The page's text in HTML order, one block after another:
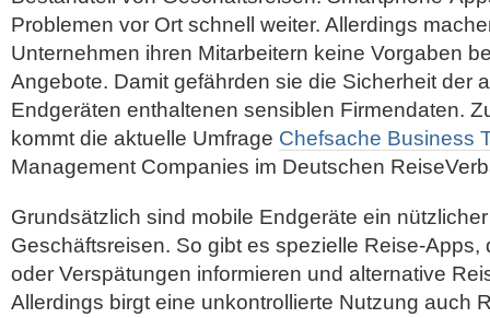
Problemen vor Ort schnell weiter. Allerdings
Unternehmen ihren Mitarbeitern keine Vorgaben
Angebote. Damit gefährden sie die Sicherheit der
Endgeräten enthaltenen sensiblen Firmendaten.
kommt die aktuelle Umfrage Chefsache Business
Management Companies im Deutschen
Grundsätzlich sind mobile Endgeräte ein
Geschäftsreisen. So gibt es spezielle Reise-Apps,
oder Verspätungen informieren und alternative
Allerdings birgt eine unkontrollierte Nutzung auch